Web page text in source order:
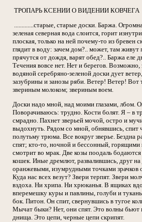
ТРОПАРЬ КСЕНИИ О ВИДЕНИИ КОВЧЕГА
.............старые, старые доски. Баржа.
зеленая северная вода слоится, горит
плоская, только на ней почему-то из бревен
глядит в воду: зачем дом?.. может, там
прячутся от дождя, варят обед?.. Баржа еле
Течения вовсе нет. Нет и берегов.
водяной серебряно-зеленой доски дует
зазубрины и занозы ряби. Ветер! Ветер! Вот
звериным молоком; звериным воем.
Доски надо мной, над моими глазами, лбом.
Поворачиваюсь: трудно. Кости болят. Я – в
смрадно. Пахнет зверьей мочой, остро и
выдохнуть. Рядом со мной, обнявшись, спит
полутьму трюма. Все вокруг зверье. Бездна
спят; кто-то, ночной и бессонный, горящими
смотрит во мрак. Две козы поодаль
кошек. Иные дремлют, развалившись, друг
оранжевыми, изумрудными точками зрачков
Куда нас всех везут? Звери терпят. Звери
вздоха. Ни хрипа. Ни хрюканья. В ящиках
вперемешку куры и павлины, голуби и
бок. Питон. Он спит, свернувшись в тугое
Мычат быки? Нет, они спят. Это волны бьют
днища. Это цепи, черные цепи скрипят.